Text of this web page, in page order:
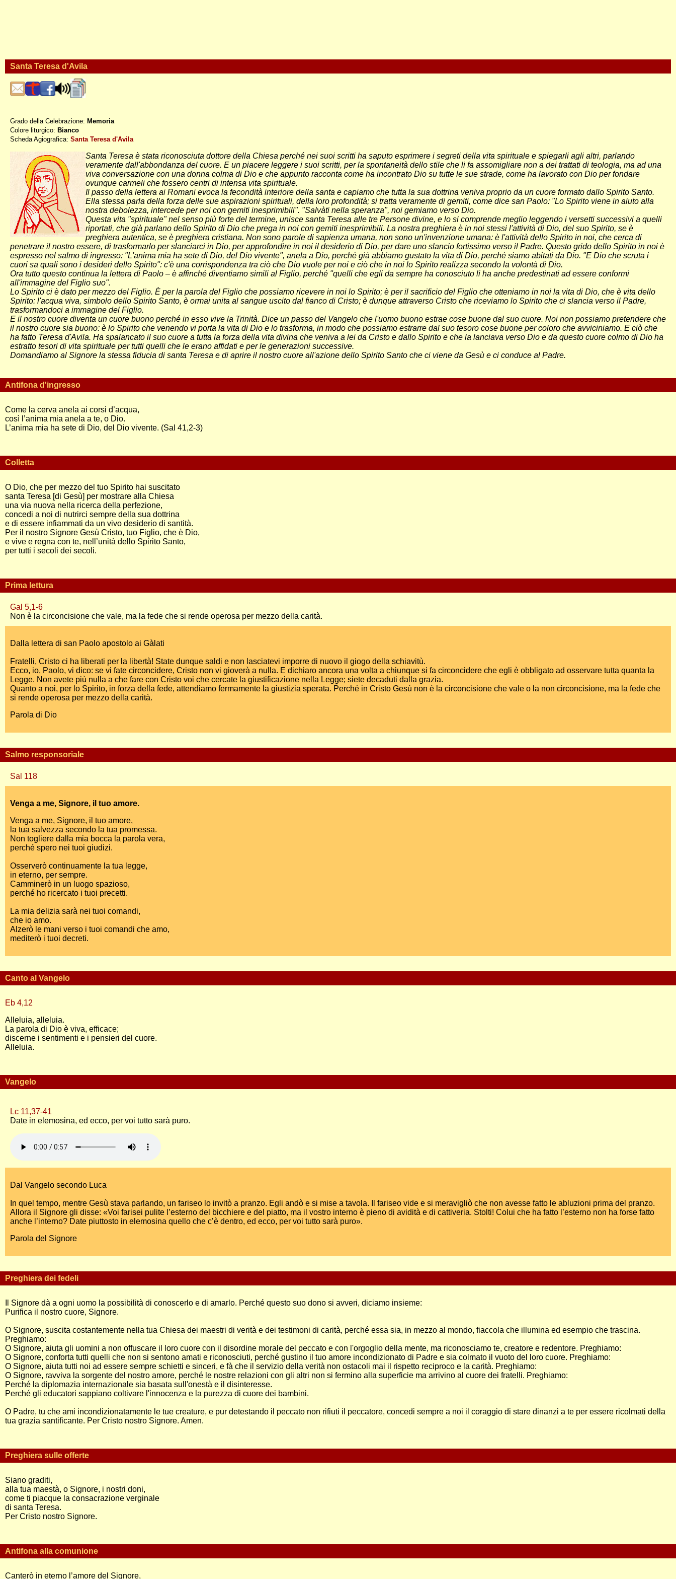
Santa Teresa d'Avila
Grado della Celebrazione: Memoria
Colore liturgico: Bianco
Scheda Agiografica: Santa Teresa d'Avila
Santa Teresa è stata riconosciuta dottore della Chiesa perché nei suoi scritti ha saputo esprimere i segreti della vita spirituale e spiegarli agli altri, parlando
veramente dall'abbondanza del cuore. E un piacere leggere i suoi scritti, per la spontaneità dello stile che li fa assomigliare non a dei trattati di teologia, ma ad una
viva conversazione con una donna colma di Dio e che appunto racconta come ha incontrato Dio su tutte le sue strade, come ha lavorato con Dio per fondare
ovunque carmeli che fossero centri di intensa vita spirituale.
Il passo della lettera ai Romani evoca la fecondità interiore della santa e capiamo che tutta la sua dottrina veniva proprio da un cuore formato dallo Spirito Santo.
Ella stessa parla della forza delle sue aspirazioni spirituali, della loro profondità; si tratta veramente di gemiti, come dice san Paolo: "Lo Spirito viene in aiuto alla
nostra debolezza, intercede per noi con gemiti inesprimibili". "Salvàti nella speranza", noi gemiamo verso Dio.
Questa vita "spirituale" nel senso più forte del termine, unisce santa Teresa alle tre Persone divine, e lo si comprende meglio leggendo i versetti successivi a quelli
riportati, che già parlano dello Spirito di Dio che prega in noi con gemiti inesprimibili. La nostra preghiera è in noi stessi l'attività di Dio, del suo Spirito, se è
preghiera autentica, se è preghiera cristiana. Non sono parole di sapienza umana, non sono un'invenzione umana: è l'attività dello Spirito in noi, che cerca di
penetrare il nostro essere, di trasformarlo per slanciarci in Dio, per approfondire in noi il desiderio di Dio, per dare uno slancio fortissimo verso il Padre. Questo grido dello Spirito in noi è
espresso nel salmo di ingresso: "L'anima mia ha sete di Dio, del Dio vivente", anela a Dio, perché già abbiamo gustato la vita di Dio, perché siamo abitati da Dio. "E Dio che scruta i
cuori sa quali sono i desideri dello Spirito": c'è una corrispondenza tra ciò che Dio vuole per noi e ciò che in noi lo Spirito realizza secondo la volontà di Dio.
Ora tutto questo continua la lettera di Paolo – è affinché diventiamo simili al Figlio, perché "quelli che egli da sempre ha conosciuto li ha anche predestinati ad essere conformi
all'immagine del Figlio suo".
Lo Spirito ci è dato per mezzo del Figlio. È per la parola del Figlio che possiamo ricevere in noi lo Spirito; è per il sacrificio del Figlio che otteniamo in noi la vita di Dio, che è vita dello
Spirito: l'acqua viva, simbolo dello Spirito Santo, è ormai unita al sangue uscito dal fianco di Cristo; è dunque attraverso Cristo che riceviamo lo Spirito che ci slancia verso il Padre,
trasformandoci a immagine del Figlio.
E il nostro cuore diventa un cuore buono perché in esso vive la Trinità. Dice un passo del Vangelo che l'uomo buono estrae cose buone dal suo cuore. Noi non possiamo pretendere che
il nostro cuore sia buono: è lo Spirito che venendo vi porta la vita di Dio e lo trasforma, in modo che possiamo estrarre dal suo tesoro cose buone per coloro che avviciniamo. E ciò che
ha fatto Teresa d'Avila. Ha spalancato il suo cuore a tutta la forza della vita divina che veniva a lei da Cristo e dallo Spirito e che la lanciava verso Dio e da questo cuore colmo di Dio ha
estratto tesori di vita spirituale per tutti quelli che le erano affidati e per le generazioni successive.
Domandiamo al Signore la stessa fiducia di santa Teresa e di aprire il nostro cuore all'azione dello Spirito Santo che ci viene da Gesù e ci conduce al Padre.
Antifona d'ingresso
Come la cerva anela ai corsi d’acqua,
così l’anima mia anela a te, o Dio.
L’anima mia ha sete di Dio, del Dio vivente. (Sal 41,2-3)
Colletta
O Dio, che per mezzo del tuo Spirito hai suscitato
santa Teresa [di Gesù] per mostrare alla Chiesa
una via nuova nella ricerca della perfezione,
concedi a noi di nutrirci sempre della sua dottrina
e di essere infiammati da un vivo desiderio di santità.
Per il nostro Signore Gesù Cristo, tuo Figlio, che è Dio,
e vive e regna con te, nell’unità dello Spirito Santo,
per tutti i secoli dei secoli.
Prima lettura
Gal 5,1-6
Non è la circoncisione che vale, ma la fede che si rende operosa per mezzo della carità.
Dalla lettera di san Paolo apostolo ai Gàlati
Fratelli, Cristo ci ha liberati per la libertà! State dunque saldi e non lasciatevi imporre di nuovo il giogo della schiavitù.
Ecco, io, Paolo, vi dico: se vi fate circoncidere, Cristo non vi gioverà a nulla. E dichiaro ancora una volta a chiunque si fa circoncidere che egli è obbligato ad osservare tutta quanta la
Legge. Non avete più nulla a che fare con Cristo voi che cercate la giustificazione nella Legge; siete decaduti dalla grazia.
Quanto a noi, per lo Spirito, in forza della fede, attendiamo fermamente la giustizia sperata. Perché in Cristo Gesù non è la circoncisione che vale o la non circoncisione, ma la fede che
si rende operosa per mezzo della carità.
Parola di Dio
Salmo responsoriale
Sal 118
Venga a me, Signore, il tuo amore.
Venga a me, Signore, il tuo amore,
la tua salvezza secondo la tua promessa.
Non togliere dalla mia bocca la parola vera,
perché spero nei tuoi giudizi.
Osserverò continuamente la tua legge,
in eterno, per sempre.
Camminerò in un luogo spazioso,
perché ho ricercato i tuoi precetti.
La mia delizia sarà nei tuoi comandi,
che io amo.
Alzerò le mani verso i tuoi comandi che amo,
mediterò i tuoi decreti.
Canto al Vangelo
Eb 4,12
Alleluia, alleluia.
La parola di Dio è viva, efficace;
discerne i sentimenti e i pensieri del cuore.
Alleluia.
Vangelo
Lc 11,37-41
Date in elemosina, ed ecco, per voi tutto sarà puro.
Dal Vangelo secondo Luca
In quel tempo, mentre Gesù stava parlando, un fariseo lo invitò a pranzo. Egli andò e si mise a tavola. Il fariseo vide e si meravigliò che non avesse fatto le abluzioni prima del pranzo.
Allora il Signore gli disse: «Voi farisei pulite l’esterno del bicchiere e del piatto, ma il vostro interno è pieno di avidità e di cattiveria. Stolti! Colui che ha fatto l’esterno non ha forse fatto
anche l’interno? Date piuttosto in elemosina quello che c’è dentro, ed ecco, per voi tutto sarà puro».
Parola del Signore
Preghiera dei fedeli
Il Signore dà a ogni uomo la possibilità di conoscerlo e di amarlo. Perché questo suo dono si avveri, diciamo insieme:
Purifica il nostro cuore, Signore.
O Signore, suscita costantemente nella tua Chiesa dei maestri di verità e dei testimoni di carità, perché essa sia, in mezzo al mondo, fiaccola che illumina ed esempio che trascina.
Preghiamo:
O Signore, aiuta gli uomini a non offuscare il loro cuore con il disordine morale del peccato e con l'orgoglio della mente, ma riconosciamo te, creatore e redentore. Preghiamo:
O Signore, conforta tutti quelli che non si sentono amati e riconosciuti, perché gustino il tuo amore incondizionato di Padre e sia colmato il vuoto del loro cuore. Preghiamo:
O Signore, aiuta tutti noi ad essere sempre schietti e sinceri, e fà che il servizio della verità non ostacoli mai il rispetto reciproco e la carità. Preghiamo:
O Signore, ravviva la sorgente del nostro amore, perché le nostre relazioni con gli altri non si fermino alla superficie ma arrivino al cuore dei fratelli. Preghiamo:
Perché la diplomazia internazionale sia basata sull'onestà e il disinteresse.
Perché gli educatori sappiano coltivare l'innocenza e la purezza di cuore dei bambini.
O Padre, tu che ami incondizionatamente le tue creature, e pur detestando il peccato non rifiuti il peccatore, concedi sempre a noi il coraggio di stare dinanzi a te per essere ricolmati della
tua grazia santificante. Per Cristo nostro Signore. Amen.
Preghiera sulle offerte
Siano graditi,
alla tua maestà, o Signore, i nostri doni,
come ti piacque la consacrazione verginale
di santa Teresa.
Per Cristo nostro Signore.
Antifona alla comunione
Canterò in eterno l’amore del Signore,